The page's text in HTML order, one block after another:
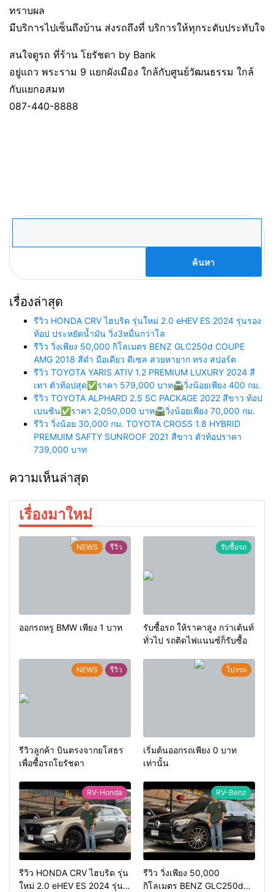
ทราบผล
มีบริการไปเซ็นถึงบ้าน ส่งรถถึงที่ บริการให้ทุกระดับประทับใจ
สนใจดูรถ ที่ร้าน โยรัชดา by Bank
อยู่แถว พระราม 9 แยกผังเมือง ใกล้กับศูนย์วัฒนธรรม ใกล้
กับแยกอสมท
087-440-8888
ค้นหา
เรื่องล่าสุด
รีวิว HONDA CRV ไฮบริด รุ่นใหม่ 2.0 eHEV ES 2024 รุ่นรอง
ท้อป ประหยัดน้ำมัน วิ่ง3หมื่นกว่าโล
รีวิว วิ่งเพียง 50,000 กิโลเมตร BENZ GLC250d COUPE
AMG 2018 สีดำ มือเดียว ดีเซล สวยหายาก ทรง สปอร์ต
รีวิว TOYOTA YARIS ATIV 1.2 PREMIUM LUXURY 2024 สี
เทา ตัวท้อปสุด✅ราคา 579,000 บาท🛣️วิ่งน้อยเพียง 400 กม.
รีวิว TOYOTA ALPHARD 2.5 SC PACKAGE 2022 สีขาว ท้อป
เบนซิน✅ราคา 2,050,000 บาท🛣️วิ่งน้อยเพียง 70,000 กม.
รีวิว วิ่งน้อย 30,000 กม. TOYOTA CROSS 1.8 HYBRID
PREMUIM SAFTY SUNROOF 2021 สีขาว ตัวท้อปราคา
739,000 บาท
ความเห็นล่าสุด
เรื่องมาใหม่
NEWS รีวิว
ออกรถหรู BMW เพียง 1 บาท
รับซื้อรถ
รับซื้อรถ ให้ราคาสูง กว่าเต้นท์
ทั่วไป รถติดไฟแนนซ์ก็รับซื้อ
NEWS รีวิว
รีวิวลูกค้า บินตรงจากยโสธร
เพื่อซื้อรถโยรัชดา
โปรรถ
เริ่มต้นออกรถเพียง 0 บาท
เท่านั้น
RV-Honda
รีวิว HONDA CRV ไฮบริด รุ่น
ใหม่ 2.0 eHEV ES 2024 รุ่น
RV-Benz
รีวิว วิ่งเพียง 50,000
กิโลเมตร BENZ GLC250d